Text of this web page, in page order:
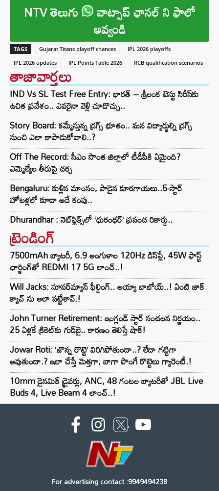
NTV తెలుగు వాట్సాప్ ఛానల్ ని ఫాలో
అవ్వండి
TAGS Gujarat Titans playoff chances
IPL 2026 playoffs
IPL 2026 updates
IPL Points Table 2026 RCB qualification scenarios
తాజావార్తలు
IND Vs SL Test Free Entry: భారత్ – శ్రీలంక టెస్టు సిరీస్‌కు
ఉచిత ప్రవేశం.. ఎవరైనా వెళ్లి చూడొచ్చు..
Story Board: కమ్మేస్తున్న డ్రగ్స్ భూతం.. మన విద్యార్థుల్ని డ్రగ్స్
నుంచి ఎలా కాపాడుకోవాలి..?
Off The Record: సీఎం సొంత జిల్లాలో టీడీపీకి ఏమైంది?
ఎమ్మెల్యేల తీరుపై చర్చ
Bengaluru: కుళ్లిన మాంసం, పాడైన కూరగాయలు..5-స్టార్
హోటళ్లలో కూడా అదే కంపు..
Dhurandhar : నెట్‌ఫ్లిక్స్‌లో ‘ధురంధర్’ ప్రపంచ రికార్డు..
ట్రెండింగ్‌
7500mAh బ్యాటరీ, 6.9 అంగుళాల 120Hz డిస్‌ప్లే, 45W ఫాస్ట్
ఛార్జింగ్‌తో REDMI 17 5G లాంచ్..!
Will Jacks: సూపర్‌మ్యాన్ ఫీల్డింగ్.. అయ్యా బాబోయ్..! ఏంటి జాక్
క్యాచ్ ను అలా పట్టేశావ్.!
John Turner Retirement: ఇంగ్లండ్ స్టార్ సంచలన నిర్ణయం..
25 ఏళ్లకే క్రికెట్‌కు గుడ్‌బై.. కారణం తెలిస్తే షాక్!
Jowar Roti: ‘జొన్న రొట్టె’ విరిగిపోతుందా..? లేదా గట్టిగా
అవుతుందా.? ఇలా చేస్తే మెత్తగా, బాగా పొంగే రొట్టెలు గ్యారెంటీ.!
10mm డైనమిక్ డ్రైవర్లు, ANC, 48 గంటల బ్యాటరీతో JBL Live
Buds 4, Live Beam 4 లాంచ్..!
For advertising contact :9949494238